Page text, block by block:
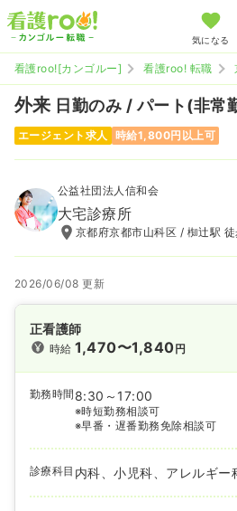
気になる
看護roo![カンゴルー] 看護roo! 転職
外来 日勤のみ / パート(非常
エージェント求人 時給1,800円以上可
公益社団法人信和会
大宅診療所
京都府京都市山科区 / 椥辻駅
2026/06/08 更新
正看護師
時給1,470〜1,840円
勤務時間 8:30～17:00
※時短勤務相談可
※早番・遅番勤務免除相談可
診療科目 内科、小児科、アレルギー